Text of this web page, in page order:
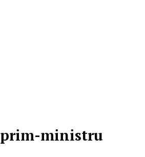
prim-ministru